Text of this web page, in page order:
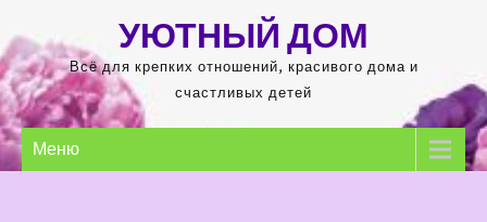
содержимому
УЮТНЫЙ ДОМ
Всё для крепких отношений, красивого дома и
счастливых детей
Меню